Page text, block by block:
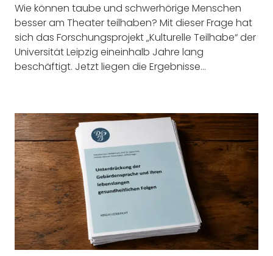
Wie können taube und schwerhörige Menschen
besser am Theater teilhaben? Mit dieser Frage hat
sich das Forschungsprojekt „Kulturelle Teilhabe“ der
Universität Leipzig eineinhalb Jahre lang
beschäftigt. Jetzt liegen die Ergebnisse…